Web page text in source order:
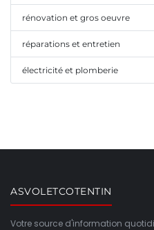
rénovation et gros oeuvre
réparations et entretien
électricité et plomberie
ASVOLETCOTENTIN
Votre source d'information